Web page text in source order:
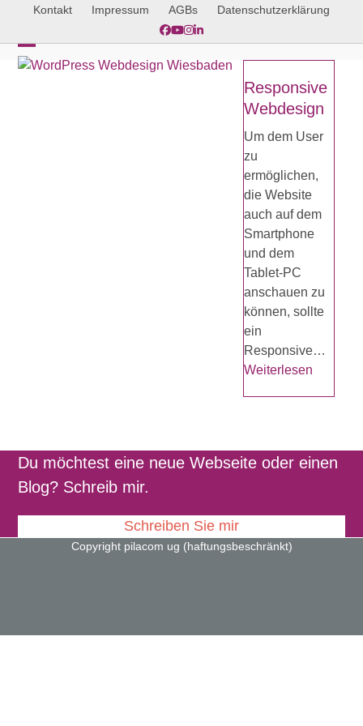
content
Kontakt Impressum AGBs
Datenschutzerklärung
Facebook
YouTube
Instagram
LinkedIn
Open
Close
Responsive
Webdesign
Um dem User
zu
ermöglichen,
die Website
auch auf dem
Smartphone
und dem
Tablet-PC
anschauen zu
können, sollte
ein
Responsive…
Weiterlesen
Du möchtest eine neue Webseite oder einen
Blog? Schreib mir.
Schreiben Sie mir
Copyright pilacom ug (haftungsbeschränkt)